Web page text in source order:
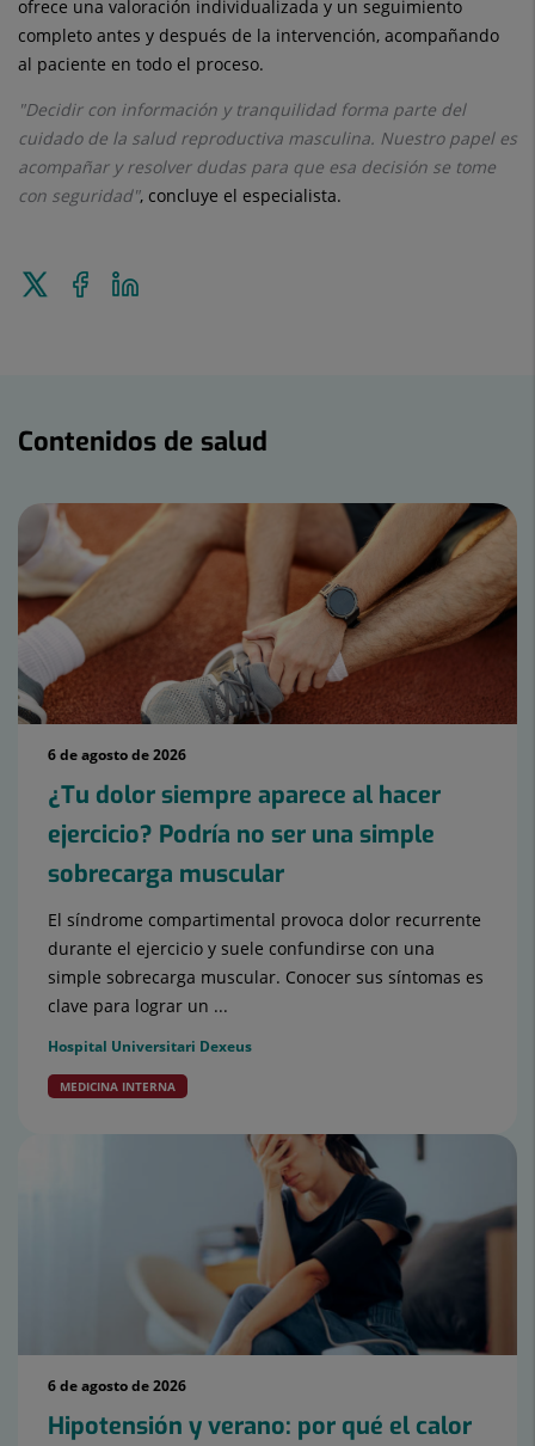
ofrece una valoración individualizada y un seguimiento
completo antes y después de la intervención, acompañando
al paciente en todo el proceso.
"Decidir con información y tranquilidad forma parte del
cuidado de la salud reproductiva masculina. Nuestro papel es
acompañar y resolver dudas para que esa decisión se tome
con seguridad", concluye el especialista.
Enviar
Compartir
Contenidos de salud
6 de agosto de 2026
¿Tu dolor siempre aparece al hacer
ejercicio? Podría no ser una simple
sobrecarga muscular
El síndrome compartimental provoca dolor recurrente
durante el ejercicio y suele confundirse con una
simple sobrecarga muscular. Conocer sus síntomas es
clave para lograr un ...
Hospital Universitari Dexeus
MEDICINA INTERNA
6 de agosto de 2026
Hipotensión y verano: por qué el calor